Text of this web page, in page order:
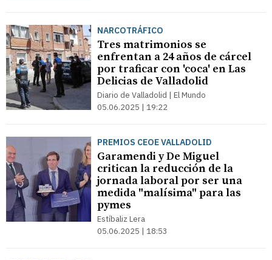
NARCOTRÁFICO
Tres matrimonios se
enfrentan a 24 años de cárcel
por traficar con 'coca' en Las
Delicias de Valladolid
Diario de Valladolid | El Mundo
05.06.2025 | 19:22
PREMIOS CEOE VALLADOLID
Garamendi y De Miguel
critican la reducción de la
jornada laboral por ser una
medida "malísima" para las
pymes
Estíbaliz Lera
05.06.2025 | 18:53